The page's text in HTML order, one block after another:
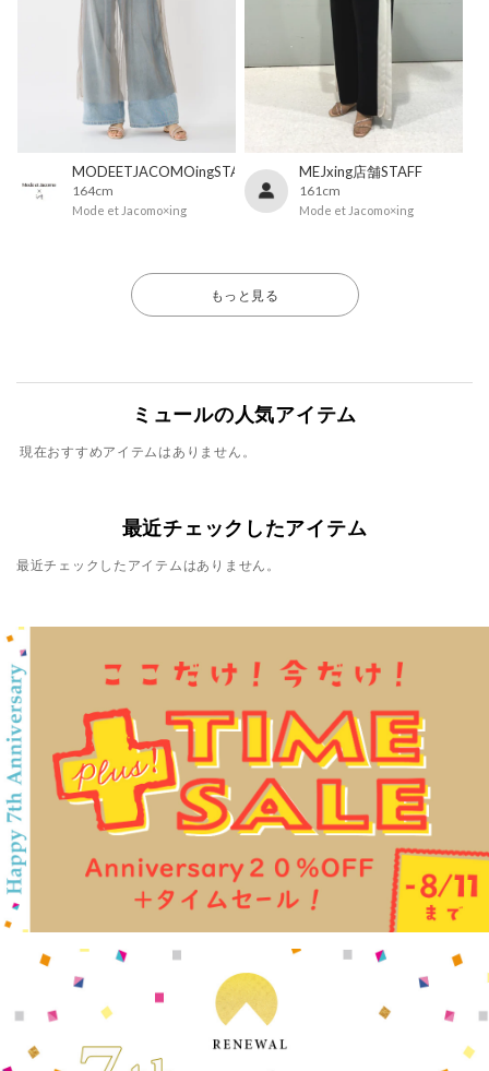
MODEETJACOMOingSTAFF
164cm
Mode et Jacomo×ing
MEJxing店舗STAFF
161cm
Mode et Jacomo×ing
もっと見る
ミュールの人気アイテム
現在おすすめアイテムはありません。
最近チェックしたアイテム
最近チェックしたアイテムはありません。